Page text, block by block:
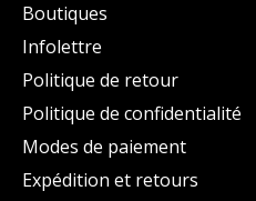
Boutiques
Infolettre
Politique de retour
Politique de confidentialité
Modes de paiement
Expédition et retours